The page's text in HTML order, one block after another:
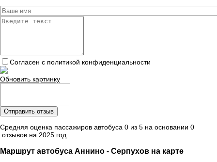
Согласен с политикой конфиденциальности
Обновить картинку
Отправить отзыв
Средняя оценка пассажиров автобуса 0 из 5 на основании 0
отзывов на 2025 год.
Маршрут автобуса Аннино - Серпухов на карте